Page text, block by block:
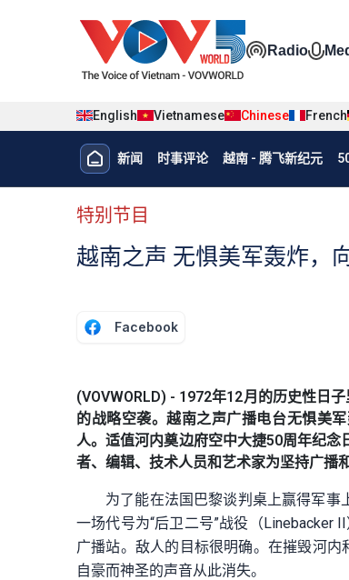
ĐaRadio
English Vietnamese Chinese French
Menu trang chủ tiếng
新闻 时事评论 越南 - 腾飞新纪元
menu phụ tiếng Trung
特别节目
越南之声 无惧美军轰炸，
Facebook
(VOVWORLD) - 1972年12月的历史性日
的战略空袭。越南之声广播电台无惧美
人。适值河内奠边府空中大捷50周年纪
者、编辑、技术人员和艺术家为坚持广播
为了能在法国巴黎谈判桌上赢得军
一场代号为“后卫二号”战役（Linebacker
广播站。敌人的目标很明确。在摧毁河
自豪而神圣的声音从此消失。